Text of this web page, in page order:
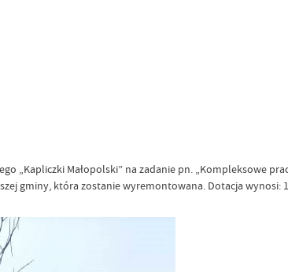
„Kapliczki Małopolski” na zadanie pn. „Kompleksowe
gminy, która zostanie wyremontowana. Dotacja wynosi: